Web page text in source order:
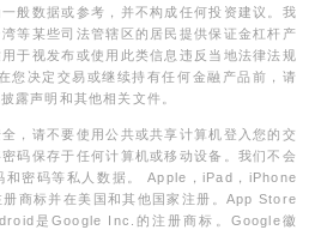
般数据或参考，并不构成任何投资建议。我
等某些司法管辖区的居民提供保证金杠杆产
于视发布或使用此类信息违反当地法律法规
您决定交易或继续持有任何金融产品前，请
露声明和其他相关文件。
，请不要使用公共或共享计算机登入您的交
码保存于任何计算机或移动设备。我们不会
和密码等私人数据。 Apple，iPad，iPhone
商标并在美国和其他国家注册。App Store
是Google Inc.的注册商标。Google徽